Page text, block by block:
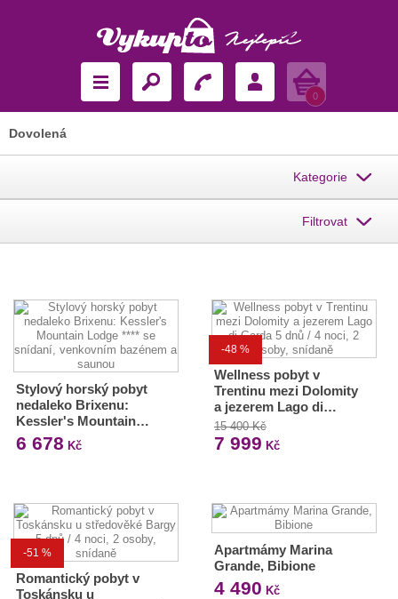
Košík
0
Dovolená
Kategorie
Filtrovat
Stylový horský pobyt
nedaleko Brixenu:
Kessler's Mountain…
6 678 Kč
-48 %
Wellness pobyt v
Trentinu mezi Dolomity
a jezerem Lago di…
15 400 Kč
7 999 Kč
-51 %
Romantický pobyt v
Toskánsku u
Apartmámy Marina
Grande, Bibione
4 490 Kč